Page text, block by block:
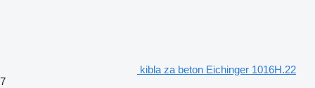
kibla za beton Eichinger 1016H.22
7